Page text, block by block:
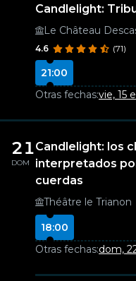
Candlelight:
Le Château
4.6 (71)
21:00
Otras fechas:vie, 15
21
DOM
Candlelight: los
interpretados
cuerdas
Théâtre le Trianon
18:00
Otras fechas:dom,